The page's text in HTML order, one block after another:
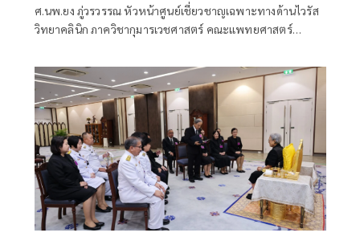
ศ.นพ.ยง ภู่วรวรรณ หัวหน้าศูนย์เชี่ยวชาญเฉพาะทางด้านไวรัส
วิทยาคลินิก ภาควิชากุมารเวชศาสตร์ คณะแพทยศาสตร์